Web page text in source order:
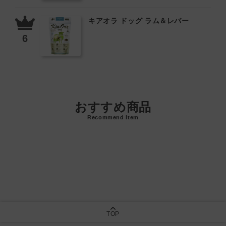
キアオラ ドッグ ラム＆レバー
おすすめ商品
Recommend Item
TOP